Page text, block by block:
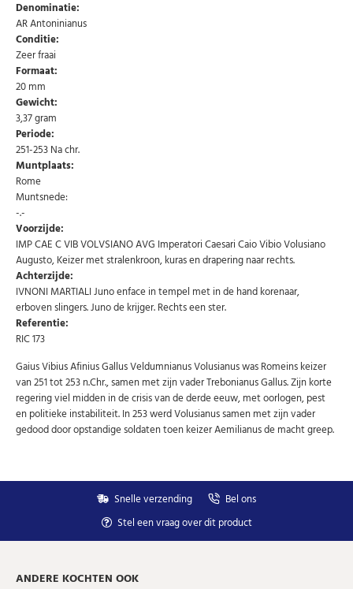
email
AANMELDEN
U kunt zich op elk moment weer afmelden via de nieuwsbrief.
Uw gegevens worden niet gedeeld met derden
Niet meer opnieuw tonen.
Denominatie:
AR Antoninianus
Conditie:
Zeer fraai
Formaat:
20 mm
Gewicht:
3,37 gram
Periode:
251-253 Na chr.
Muntplaats:
Rome
Muntsnede:
-.-
Voorzijde:
IMP CAE C VIB VOLVSIANO AVG Imperatori Caesari Caio Vibio Volusiano
Augusto, Keizer met stralenkroon, kuras en drapering naar rechts.
Achterzijde:
IVNONI MARTIALI Juno enface in tempel met in de hand korenaar,
erboven slingers. Juno de krijger. Rechts een ster.
Referentie:
RIC 173
Gaius Vibius Afinius Gallus Veldumnianus Volusianus was Romeins keizer
van 251 tot 253 n.Chr., samen met zijn vader Trebonianus Gallus. Zijn korte
regering viel midden in de crisis van de derde eeuw, met oorlogen, pest
en politieke instabiliteit. In 253 werd Volusianus samen met zijn vader
gedood door opstandige soldaten toen keizer Aemilianus de macht greep.
Snelle verzending
Bel ons
Stel een vraag over dit product
ANDERE KOCHTEN OOK